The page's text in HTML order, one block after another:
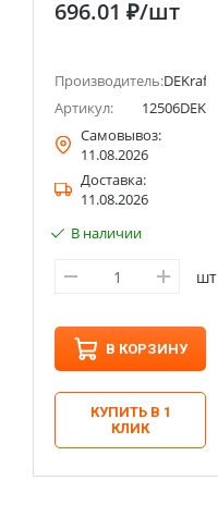
696.01 ₽/шт
Производитель:DEKraft
Артикул:
12506DEK
Самовывоз:
11.08.2026
Доставка:
11.08.2026
В наличии
шт
В КОРЗИНУ
КУПИТЬ В 1
КЛИК